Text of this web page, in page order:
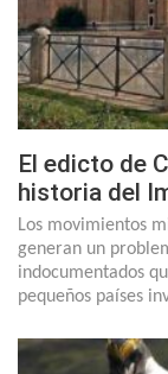
El edicto de
historia del
Los movimientos
generan un
indocumentados
pequeños países